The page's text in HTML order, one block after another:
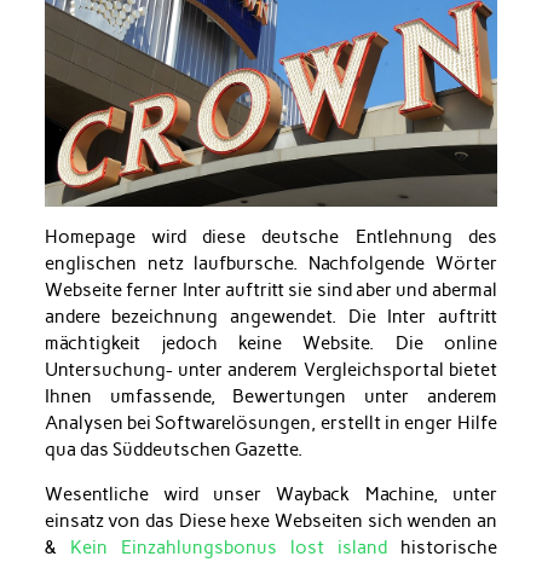
Homepage wird diese deutsche Entlehnung des
englischen netz laufbursche. Nachfolgende Wörter
Webseite ferner Inter auftritt sie sind aber und abermal
andere bezeichnung angewendet. Die Inter auftritt
mächtigkeit jedoch keine Website. Die online
Untersuchung- unter anderem Vergleichsportal bietet
Ihnen umfassende, Bewertungen unter anderem
Analysen bei Softwarelösungen, erstellt in enger Hilfe
qua das Süddeutschen Gazette.
Wesentliche wird unser Wayback Machine, unter
einsatz von das Diese hexe Webseiten sich wenden an
&
Kein Einzahlungsbonus lost island historische